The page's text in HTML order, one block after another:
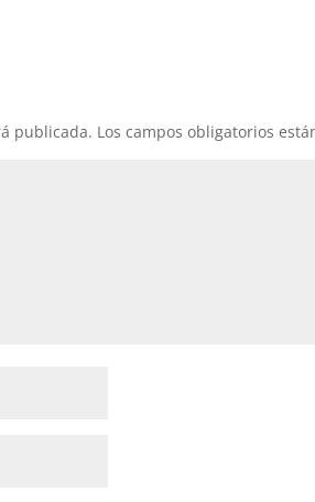
publicada. Los campos obligatorios